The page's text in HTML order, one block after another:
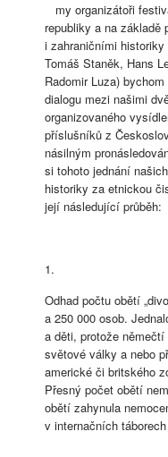
my organizátoři
republiky a na
i zahraničními historiky
Tomáš Staněk, Hans
Radomir Luza)
dialogu mezi našimi
organizovaného
příslušníků z
násilným
si tohoto jednání
historiky za etnickou
její následující průběh:
1.
Odhad počtu obětí
a 250 000 osob.
a děti, protože
světové války a nebo
americké či britského
Přesný počet obětí
obětí zahynula
v internačních